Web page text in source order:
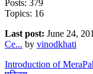
Posts: 379
Topics: 16
Last post: June 24,
Ce... by vinodkhati
Introduction of